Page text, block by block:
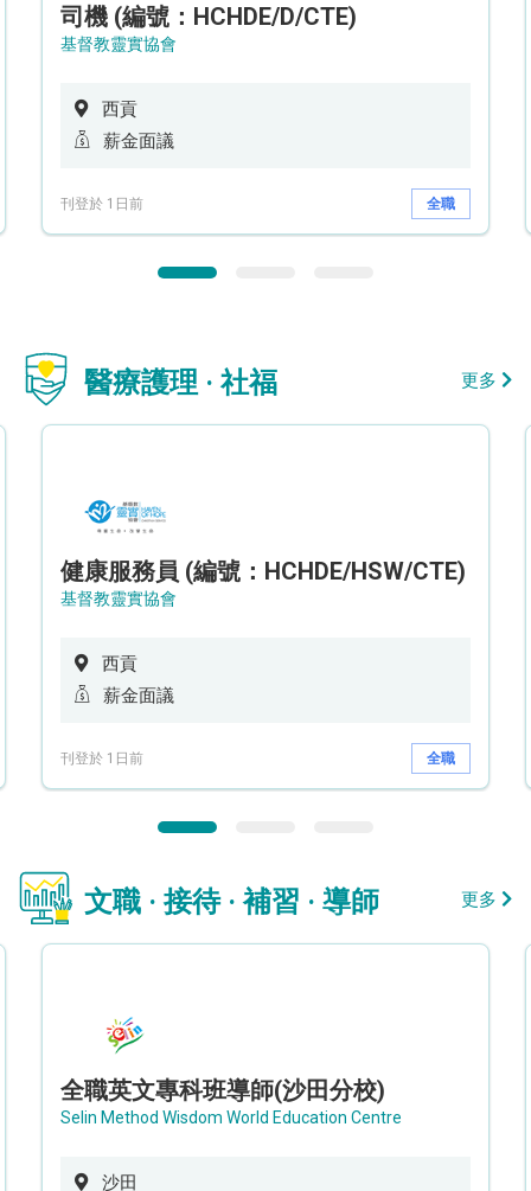
司機 (編號：HCHDE/D/CTE)
基督教靈實協會
西貢
薪金面議
刊登於 1日前 全職
醫療護理 · 社福 更多
健康服務員 (編號：HCHDE/HSW/CTE)
基督教靈實協會
西貢
薪金面議
刊登於 1日前 全職
文職 · 接待 · 補習 · 導師 更多
全職英文專科班導師(沙田分校)
Selin Method Wisdom World Education Centre
沙田